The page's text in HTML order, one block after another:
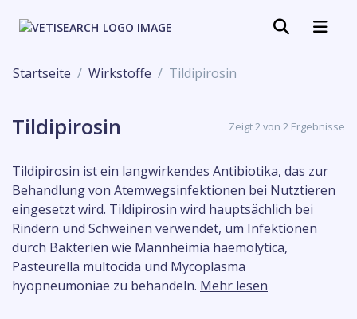
Startseite Wirkstoffe Tildipirosin
Tildipirosin Zeigt 2 von 2 Ergebnisse
Tildipirosin ist ein langwirkendes Antibiotika, das zur
Behandlung von Atemwegsinfektionen bei Nutztieren
eingesetzt wird. Tildipirosin wird hauptsächlich bei
Rindern und Schweinen verwendet, um Infektionen
durch Bakterien wie Mannheimia haemolytica,
Pasteurella multocida und Mycoplasma
hyopneumoniae zu behandeln. Mehr lesen